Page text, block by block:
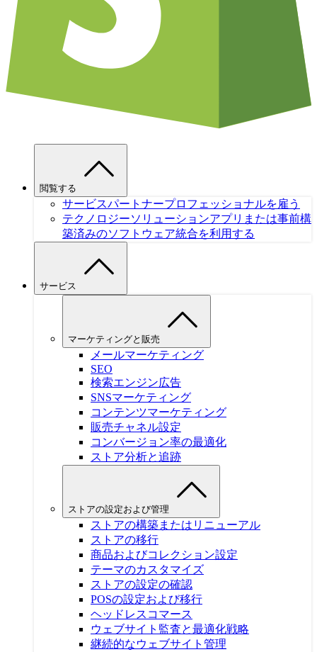
閲覧する
サービスパートナープロフェッショナルを雇う
テクノロジーソリューションアプリまたは事前構
築済みのソフトウェア統合を利用する
サービス
マーケティングと販売
メールマーケティング
SEO
検索エンジン広告
SNSマーケティング
コンテンツマーケティング
販売チャネル設定
コンバージョン率の最適化
ストア分析と追跡
ストアの設定および管理
ストアの構築またはリニューアル
ストアの移行
商品およびコレクション設定
テーマのカスタマイズ
ストアの設定の確認
POSの設定および移行
ヘッドレスコマース
ウェブサイト監査と最適化戦略
継続的なウェブサイト管理